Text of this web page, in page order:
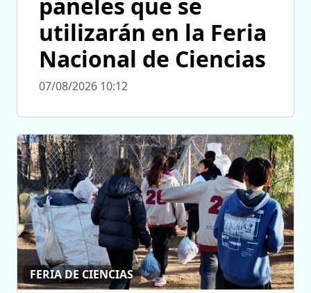
paneles que se
utilizarán en la Feria
Nacional de Ciencias
07/08/2026 10:12
FERIA DE CIENCIAS